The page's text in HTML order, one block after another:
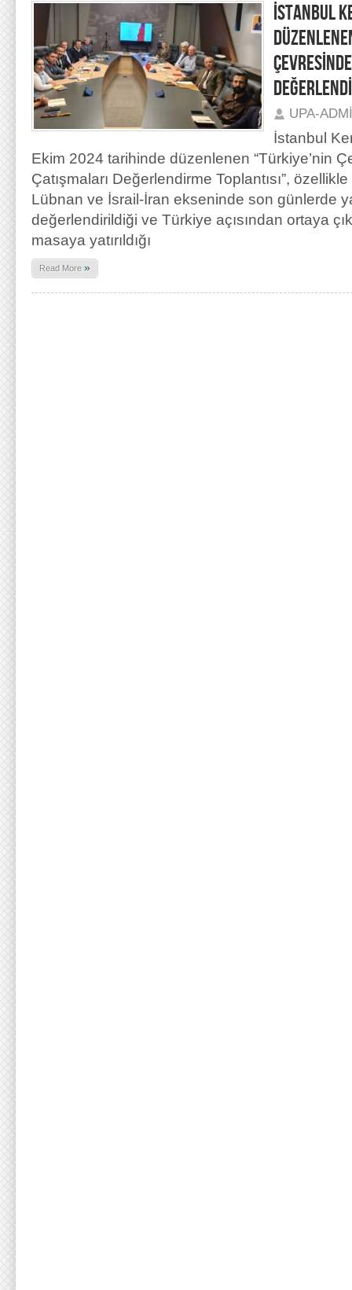
İSTANBUL
UPA-
İstanbul
Ekim 2024 tarihinde düzenlenen “Türkiye’nin
Çatışmaları Değerlendirme Toplantısı”,
Lübnan ve İsrail-İran ekseninde son günlerde
değerlendirildiği ve Türkiye açısından ortaya
masaya yatırıldığı
Read More »